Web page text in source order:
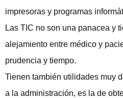
impresoras y programas
Las TIC no son una panacea y
alejamiento entre médico y
prudencia y tiempo.
Tienen también utilidades muy
a la administración, es la de